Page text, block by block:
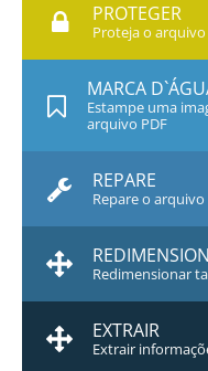
PROTEGER
Proteja o
MARCA
Estampe uma
arquivo PDF
REPARE
Repare o
Redimensionar
EXTRAIR
Extrair